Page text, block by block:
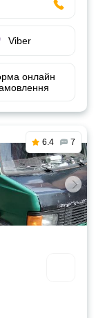
Viber
онлайн
6.4 7